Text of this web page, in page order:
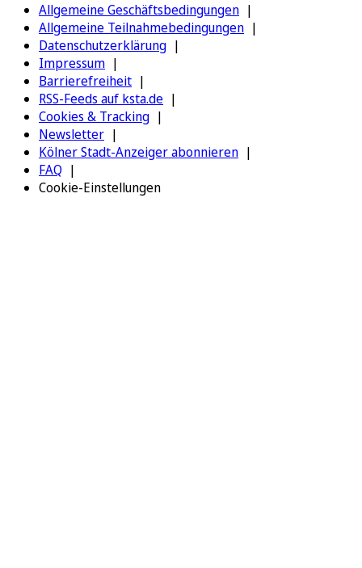
Allgemeine Geschäftsbedingungen
Allgemeine Teilnahmebedingungen
Datenschutzerklärung
Impressum
Barrierefreiheit
RSS-Feeds auf ksta.de
Cookies & Tracking
Newsletter
Kölner Stadt-Anzeiger abonnieren
FAQ
Cookie-Einstellungen